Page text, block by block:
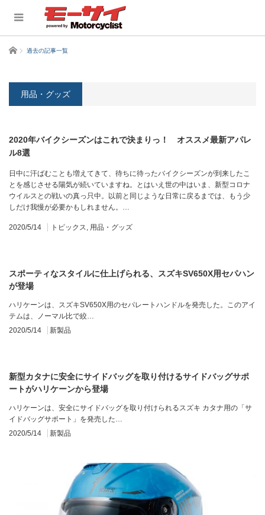
ホーム 過去の記事一覧
用品・グッズ
2020年バイクシーズンはこれで決まりっ！ オススメ最新アパレ
ル8選
日中に汗ばむことも増えてきて、待ちに待ったバイクシーズンが到来したこ
とを感じさせる陽気が続いていますね。とはいえ世の中はいま、新型コロナ
ウイルスとの戦いの真っ只中。以前と同じような日常に戻るまでは、もう少
しだけ我慢が必要かもしれません。…
2020/5/14 トピックス, 用品・グッズ
スポーティなスタイルに仕上げられる、スズキSV650X用セパハン
が登場
ハリケーンは、スズキSV650X用のセパレートハンドルを発売した。このアイ
テムは、ノーマル比で絞…
2020/5/14
新製品
新型カタナに安全にサイドバッグを取り付けるサイドバッグサポ
ートがハリケーンから登場
ハリケーンは、安全にサイドバッグを取り付けられるスズキ カタナ用の「サ
イドバッグサポート」を発売した…
2020/5/14
新製品